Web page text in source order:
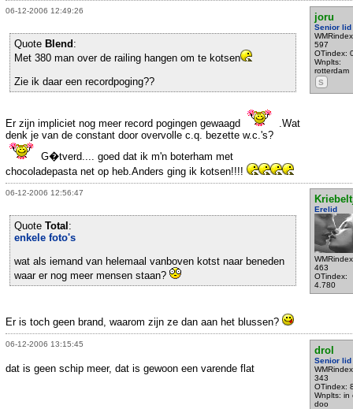
06-12-2006 12:49:26
joru
Senior lid
597
OTindex:
Wnplts:
rotterdam
S
Quote Blend :
Met 380 man over de railing hangen om te kotsen
Zie ik daar een recordpoging??
Er zijn impliciet nog meer record pogingen gewaagd
.Wat
denk je van de constant door overvolle c.q. bezette w.c.'s?
G�tverd.... goed dat ik m'n boterham met
chocoladepasta net op heb.Anders ging ik kotsen!!!!
06-12-2006 12:56:47
Erelid
463
OTindex:
4.780
Quote Total :
enkele foto's
wat als iemand van helemaal vanboven kotst naar beneden
waar er nog meer mensen staan?
Er is toch geen brand, waarom zijn ze dan aan het blussen?
06-12-2006 13:15:45
drol
Senior lid
343
OTindex:
Wnplts: in
doo
dat is geen schip meer, dat is gewoon een varende flat